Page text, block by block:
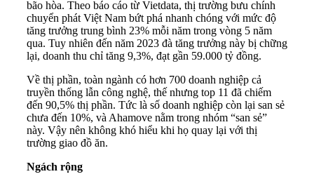
bão hòa. Theo báo cáo từ Vietdata, thị trường bưu chính
chuyển phát Việt Nam bứt phá nhanh chóng với mức độ
tăng trưởng trung bình 23% mỗi năm trong vòng 5 năm
qua. Tuy nhiên đến năm 2023 đà tăng trưởng này bị chững
lại, doanh thu chỉ tăng 9,3%, đạt gần 59.000 tỷ đồng.
Về thị phần, toàn ngành có hơn 700 doanh nghiệp cả
truyền thống lẫn công nghệ, thế nhưng top 11 đã chiếm
đến 90,5% thị phần. Tức là số doanh nghiệp còn lại san sẻ
chưa đến 10%, và Ahamove nằm trong nhóm “san sẻ”
này. Vậy nên không khó hiểu khi họ quay lại với thị
trường giao đồ ăn.
Ngách rộng